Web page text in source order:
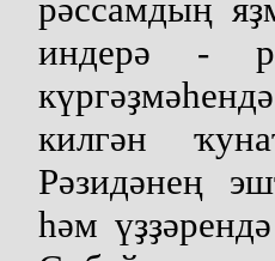
рәссамдың
индерә -
килгән
Рәзидәнең
һәм